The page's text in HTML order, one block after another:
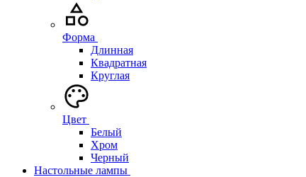
Форма
Длинная
Квадратная
Круглая
Цвет
Белый
Хром
Черный
Настольные лампы